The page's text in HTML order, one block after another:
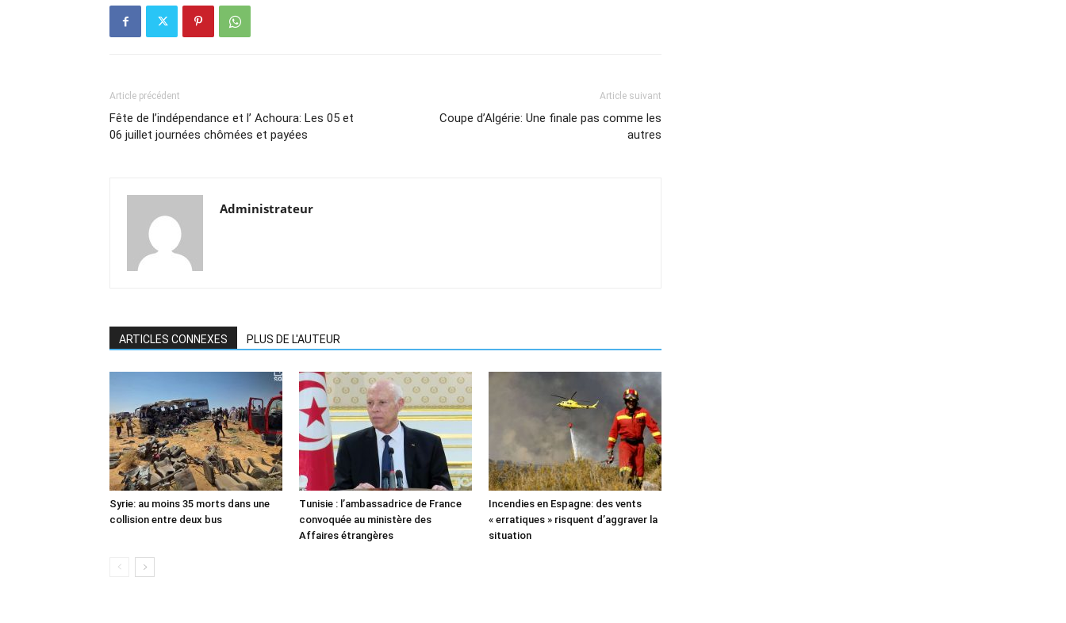
Article précédent
Fête de l’indépendance et l’ Achoura: Les 05 et
06 juillet journées chômées et payées
Article suivant
Coupe d’Algérie: Une finale pas comme les
autres
Administrateur
ARTICLES CONNEXES PLUS DE L'AUTEUR
Syrie: au moins 35 morts dans une
collision entre deux bus
Tunisie : l’ambassadrice de France
convoquée au ministère des
Affaires étrangères
Incendies en Espagne: des vents
« erratiques » risquent d’aggraver la
situation